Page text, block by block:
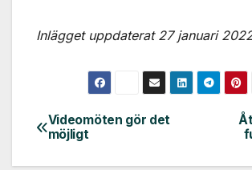
Inlägget uppdaterat 27 januari
Videomöten gör det
möjligt